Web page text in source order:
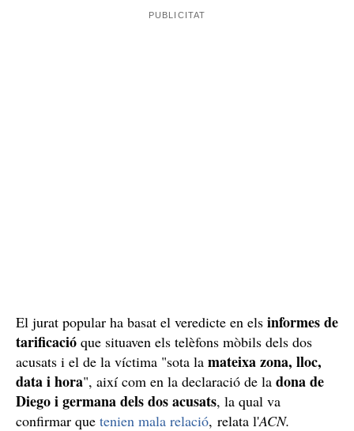
El jurat popular ha basat el veredicte en els informes de
tarificació que situaven els telèfons mòbils dels dos
acusats i el de la víctima "sota la mateixa zona, lloc,
data i hora", així com en la declaració de la dona de
Diego i germana dels dos acusats, la qual va
confirmar que tenien mala relació, relata l'ACN.